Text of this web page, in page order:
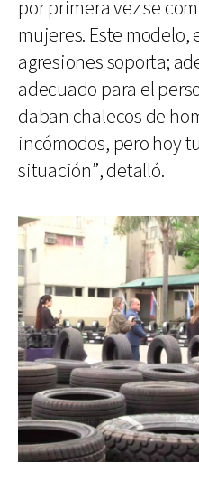
por primera vez se
mujeres. Este modelo,
agresiones soporta;
adecuado para el
daban chalecos de
incómodos, pero hoy
situación”, detalló.